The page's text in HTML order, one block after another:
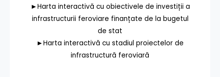
►Harta interactivă cu obiectivele de investiții a
infrastructurii feroviare finanțate de la bugetul
de stat
►Harta interactivă cu stadiul proiectelor de
infrastructură feroviară